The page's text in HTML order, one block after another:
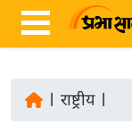
राष्ट्रीय|